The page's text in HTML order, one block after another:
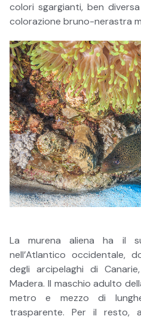
colori sgargianti, ben
colorazione bruno-nerastra
La murena aliena ha il
nell’Atlantico occidentale,
degli arcipelaghi di
Madera. Il maschio adulto
metro e mezzo di
trasparente. Per il